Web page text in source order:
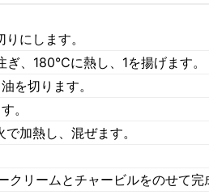
にします。
、180℃に熱し、1を揚げます。
を切ります。
。
加熱し、混ぜます。
リームとチャービルをのせて完